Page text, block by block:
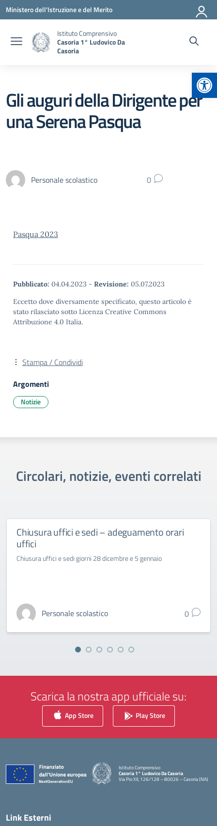
Vai ai contenuti
Vai al menu di navigazione
Vai al footer
Ministero dell'Istruzione e del Merito
Istituto Comprensivo
Casoria 1° Ludovico Da
Casoria
Gli auguri della Dirigente per
una Serena Pasqua
Personale scolastico 0
Pasqua 2023
Pubblicato: 04.04.2023 - Revisione: 05.07.2023
Eccetto dove diversamente specificato, questo articolo è
stato rilasciato sotto Licenza Creative Commons
Attribuzione 4.0 Italia.
Stampa / Condividi
Argomenti
Notizie
Circolari, notizie, eventi correlati
Chiusura uffici e sedi – adeguamento orari
uffici
Chiusura uffici e sedi giorni 28 dicembre e 5 gennaio
Personale scolastico 0
Scarica la nostra app ufficiale su:
App Store Play Store
Istituto Comprensivo
Casoria 1° Ludovico Da Casoria
Via Pio XII, 126/128 – 80026 – Casoria (NA)
Link Esterni